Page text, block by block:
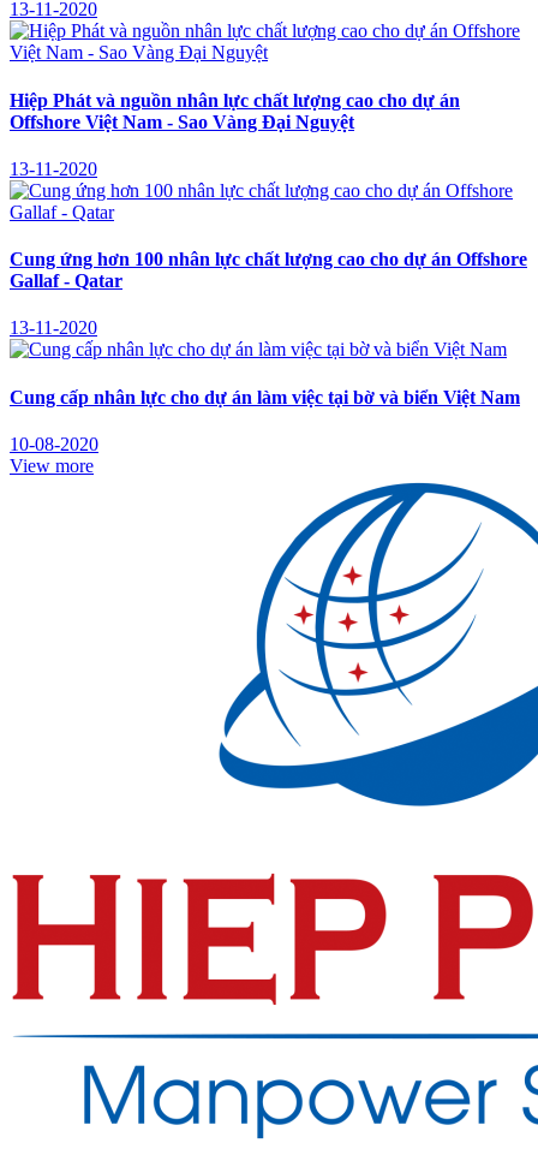
13-11-2020
Hiệp Phát và nguồn nhân lực chất lượng cao cho dự án
Offshore Việt Nam - Sao Vàng Đại Nguyệt
13-11-2020
Cung ứng hơn 100 nhân lực chất lượng cao cho dự án Offshore
Gallaf - Qatar
13-11-2020
Cung cấp nhân lực cho dự án làm việc tại bờ và biển Việt Nam
10-08-2020
View more